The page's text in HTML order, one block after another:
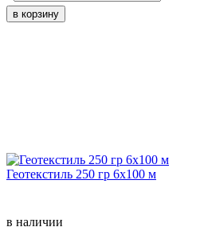
Геотекстиль 250 гр 6х100 м
в наличии